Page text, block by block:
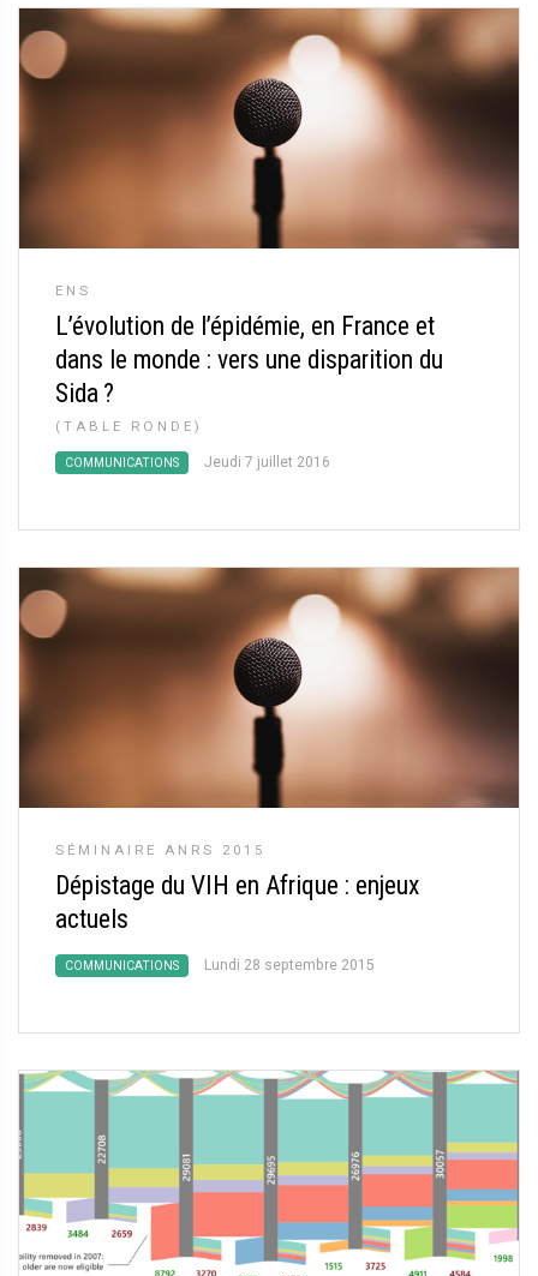
ENS
L’évolution de l’épidémie, en France et
dans le monde : vers une disparition du
Sida ?
(TABLE RONDE)
COMMUNICATIONS Jeudi 7 juillet 2016
SÉMINAIRE ANRS 2015
Dépistage du VIH en Afrique : enjeux
actuels
COMMUNICATIONS Lundi 28 septembre 2015